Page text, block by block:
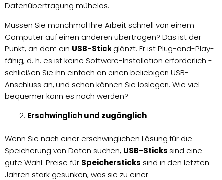
Datenübertragung mühelos.
Müssen Sie manchmal Ihre Arbeit schnell von einem
Computer auf einen anderen übertragen? Das ist der
Punkt, an dem ein USB-Stick glänzt. Er ist Plug-and-Play-
fähig, d. h. es ist keine Software-Installation erforderlich -
schließen Sie ihn einfach an einen beliebigen USB-
Anschluss an, und schon können Sie loslegen. Wie viel
bequemer kann es noch werden?
Erschwinglich und zugänglich
Wenn Sie nach einer erschwinglichen Lösung für die
Speicherung von Daten suchen, USB-Sticks sind eine
gute Wahl. Preise für Speichersticks sind in den letzten
Jahren stark gesunken, was sie zu einer